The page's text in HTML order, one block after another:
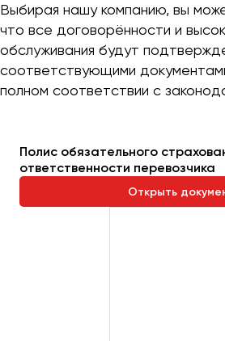
Выбирая нашу компанию, вы
что все договорённости и
обслуживания будут
соответствующими
полном соответствии с
Полис обязательного
ответственности перевозчика
Открыть